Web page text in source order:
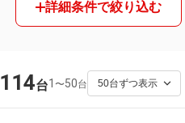
詳細条件で絞り込む
114台1 〜50台